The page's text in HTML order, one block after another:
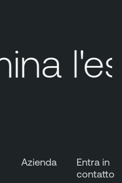
Azienda
Entra in
contatto